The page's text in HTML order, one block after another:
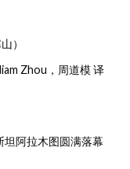
）
Zhou，周道模 译
阿拉木图圆满落幕